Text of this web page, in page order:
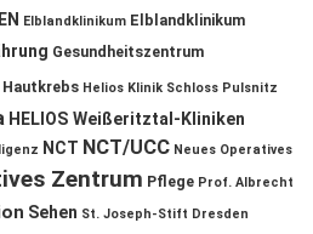
Elblandklinikum Elblandklinikum
Gesundheitszentrum
Hautkrebs Helios Klinik Schloss Pulsnitz
HELIOS Weißeritztal-Kliniken
NCT NCT/UCC Neues Operatives
Zentrum Pflege Prof. Albrecht
Sehen St. Joseph-Stift Dresden